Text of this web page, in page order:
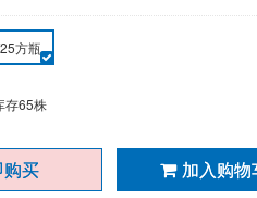
方瓶
存65株
买 加入购物